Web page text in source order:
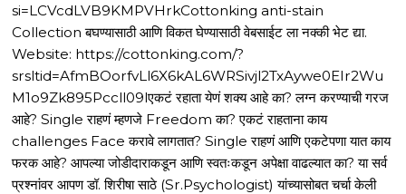
si=LCVcdLVB9KMPVHrkCottonking anti-stain
Collection बघण्यासाठी आणि विकत घेण्यासाठी वेबसाईट ला नक्की भेट द्या.
Website: https://cottonking.com/?
srsltid=AfmBOorfvLl6X6kAL6WRSivjl2TxAywe0EIr2Wu
M1o9Zk895Pccll09lएकटं रहाता येणं शक्य आहे का? लग्न करण्याची गरज
आहे? Single राहणं म्हणजे Freedom का? एकटं राहताना काय
challenges Face करावे लागतात? Single राहणं आणि एकटेपणा यात काय
फरक आहे? आपल्या जोडीदाराकडून आणि स्वतःकडून अपेक्षा वाढल्यात का? या सर्व
प्रश्नांवर आपण डॉ. शिरीषा साठे (Sr.Psychologist) यांच्यासोबत चर्चा केली